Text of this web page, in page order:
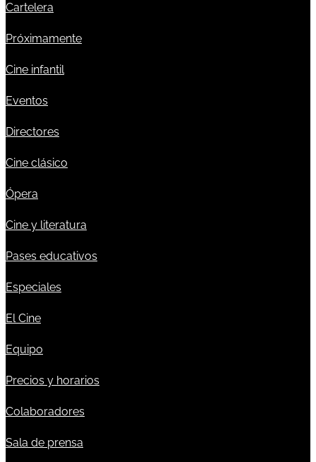
Cartelera
Próximamente
Cine infantil
Eventos
Directores
Cine clásico
Ópera
Cine y literatura
Pases educativos
Especiales
El Cine
Equipo
Precios y horarios
Colaboradores
Sala de prensa